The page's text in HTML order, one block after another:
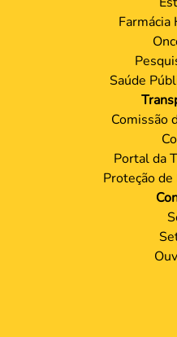
Farmácia
Saúde
Comissão
Portal da
Proteção de